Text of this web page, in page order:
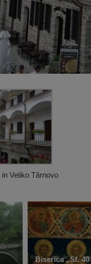
in Veliko Tărnovo
Biserica „Sf.